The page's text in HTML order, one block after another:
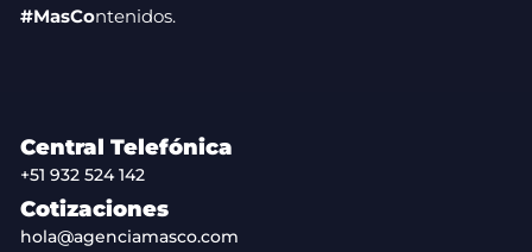
#MasContenidos.
Central Telefónica
+51 932 524 142
Cotizaciones
hola@agenciamasco.com